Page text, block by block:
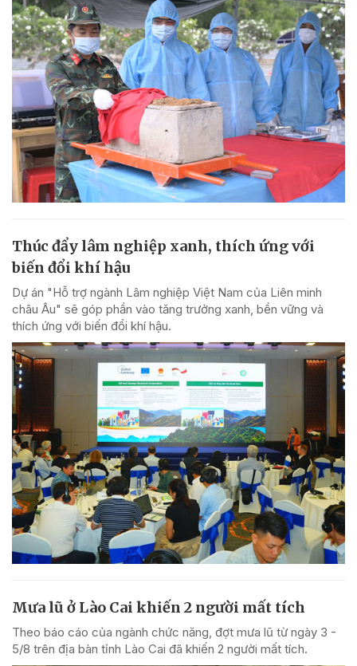
Thúc đẩy lâm nghiệp xanh, thích ứng với
biến đổi khí hậu
Dự án "Hỗ trợ ngành Lâm nghiệp Việt Nam của Liên minh
châu Âu" sẽ góp phần vào tăng trưởng xanh, bền vững và
thích ứng với biến đổi khí hậu.
Mưa lũ ở Lào Cai khiến 2 người mất tích
Theo báo cáo của ngành chức năng, đợt mưa lũ từ ngày 3 -
5/8 trên địa bàn tỉnh Lào Cai đã khiến 2 người mất tích.